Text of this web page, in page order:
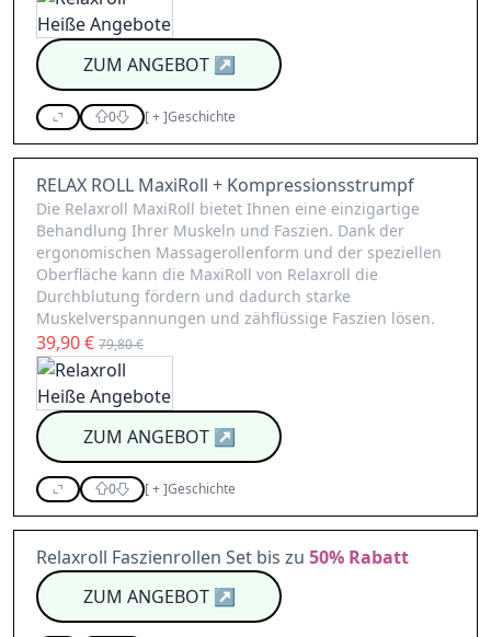
ZUM ANGEBOT↗
0 [+]Geschichte
RELAX ROLL MaxiRoll + Kompressionsstrumpf
Die Relaxroll MaxiRoll bietet Ihnen eine einzigartige
Behandlung Ihrer Muskeln und Faszien. Dank der
ergonomischen Massagerollenform und der speziellen
Oberfläche kann die MaxiRoll von Relaxroll die
Durchblutung fördern und dadurch starke
Muskelverspannungen und zähflüssige Faszien lösen.
39,90 € 79,80 €
ZUM ANGEBOT↗
0 [+]Geschichte
Relaxroll Faszienrollen Set bis zu 50% Rabatt
ZUM ANGEBOT↗